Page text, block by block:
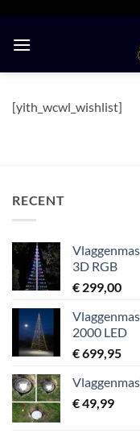
inhoud
[yith_wcwl_wishlist]
RECENT
3D RGB
€ 299,00
2000 LED
€699,95
€49,99